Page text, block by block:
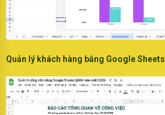
Quản lý khách hàng bằng Google Sheets